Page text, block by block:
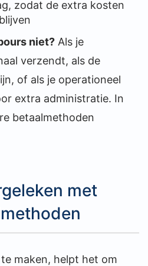
zodat de extra kosten
niet? Als je
verzendt, als de
of als je operationeel
extra administratie. In
betaalmethoden
met
maken, helpt het om